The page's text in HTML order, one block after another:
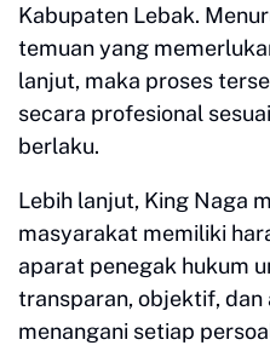
Kabupaten Lebak.
temuan yang
lanjut, maka proses
secara profesional
berlaku.
Lebih lanjut, King Naga
masyarakat memiliki
aparat penegak hukum
transparan, objektif, dan
menangani setiap